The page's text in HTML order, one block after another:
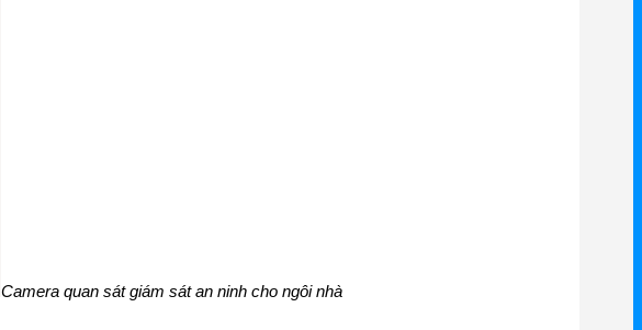
Camera quan sát giám sát an ninh cho ngôi nhà